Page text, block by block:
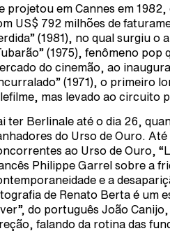
projetou em Cannes em
US$ 792 milhões de
(1981), no qual surgiu o
(1975), fenômeno pop
do cinemão, ao
(1971), o primeiro
mas levado ao circuito
ter Berlinale até o dia 26,
do Urso de Ouro.
ao Urso de Ouro,
Philippe Garrel sobre a
e a
de Renato Berta é um
do português João
falando da rotina das